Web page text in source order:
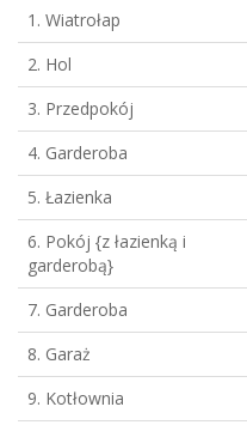
1. Wiatrołap
2. Hol
3. Przedpokój
4. Garderoba
5. Łazienka
6. Pokój {z łazienką i
garderobą}
7. Garderoba
8. Garaż
9. Kotłownia